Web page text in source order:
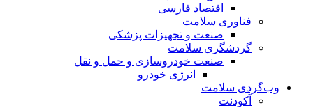
اقتصاد فارسی
فناوری سلامت
صنعت و تجهیزات پزشکی
گردشگری سلامت
صنعت خودروسازی و حمل و نقل
انرژی خودرو
وب‌گردی سلامت
آکودنت